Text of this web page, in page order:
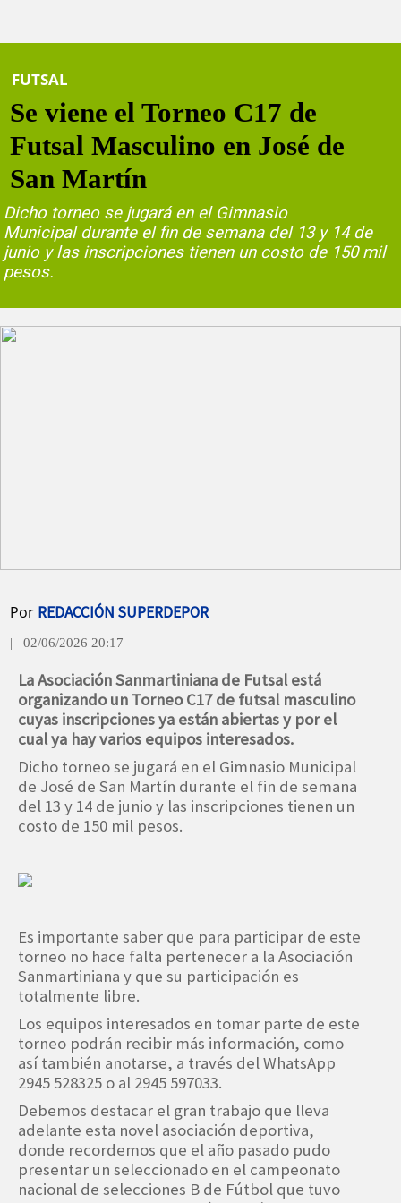
FUTSAL
Se viene el Torneo C17 de
Futsal Masculino en José de
San Martín
Dicho torneo se jugará en el Gimnasio
Municipal durante el fin de semana del 13 y 14 de
junio y las inscripciones tienen un costo de 150 mil
pesos.
Por REDACCIÓN SUPERDEPOR
| 02/06/2026 20:17
La Asociación Sanmartiniana de Futsal está
organizando un Torneo C17 de futsal masculino
cuyas inscripciones ya están abiertas y por el
cual ya hay varios equipos interesados.
Dicho torneo se jugará en el Gimnasio Municipal
de José de San Martín durante el fin de semana
del 13 y 14 de junio y las inscripciones tienen un
costo de 150 mil pesos.
Es importante saber que para participar de este
torneo no hace falta pertenecer a la Asociación
Sanmartiniana y que su participación es
totalmente libre.
Los equipos interesados en tomar parte de este
torneo podrán recibir más información, como
así también anotarse, a través del WhatsApp
2945 528325 o al 2945 597033.
Debemos destacar el gran trabajo que lleva
adelante esta novel asociación deportiva,
donde recordemos que el año pasado pudo
presentar un seleccionado en el campeonato
nacional de selecciones B de Fútbol que tuvo